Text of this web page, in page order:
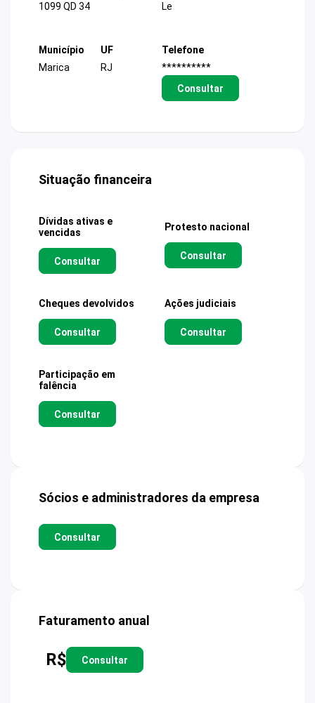
1099 QD 34
Le
Município
Marica
UF
RJ
Telefone
**********
Consultar
Situação financeira
Dívidas ativas e
vencidas
Consultar
Protesto nacional
Consultar
Cheques devolvidos
Consultar
Ações judiciais
Consultar
Participação em
falência
Consultar
Sócios e administradores da empresa
Consultar
Faturamento anual
R$ Consultar